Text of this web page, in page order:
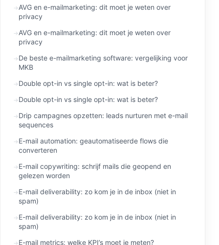
AVG en e-mailmarketing: dit moet je weten over
privacy
AVG en e-mailmarketing: dit moet je weten over
privacy
De beste e-mailmarketing software: vergelijking voor
MKB
Double opt-in vs single opt-in: wat is beter?
Double opt-in vs single opt-in: wat is beter?
Drip campagnes opzetten: leads nurturen met e-mail
sequences
E-mail automation: geautomatiseerde flows die
converteren
E-mail copywriting: schrijf mails die geopend en
gelezen worden
E-mail deliverability: zo kom je in de inbox (niet in
spam)
E-mail deliverability: zo kom je in de inbox (niet in
spam)
E-mail metrics: welke KPI’s moet je meten?